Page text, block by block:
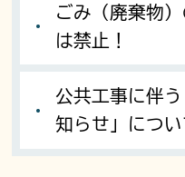
ごみ（廃棄物
は禁止！
公共工事に伴
知らせ」につい